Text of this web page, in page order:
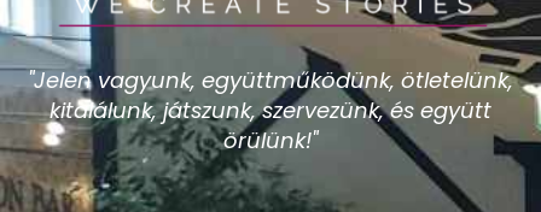
"Jelen vagyunk, együttműködünk, ötletelünk,
kitalálunk, játszunk, szervezünk, és együtt
örülünk!"